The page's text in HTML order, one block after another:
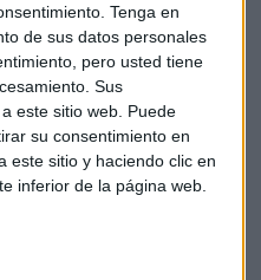
Tenga en
de sus datos personales
pero usted tiene
Sus
este sitio web. Puede
su consentimiento en
este sitio y haciendo clic en
inferior de la página web.
banco pagará como
los clientes, el texto del real
quequedará sujeto a la
y los afectados.
Suelo Real decreto